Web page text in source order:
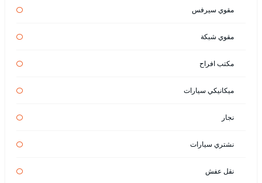
مقوي سيرفس
مقوي شبكة
مكتب افراح
ميكانيكي سيارات
نجار
نشتري سيارات
نقل عفش